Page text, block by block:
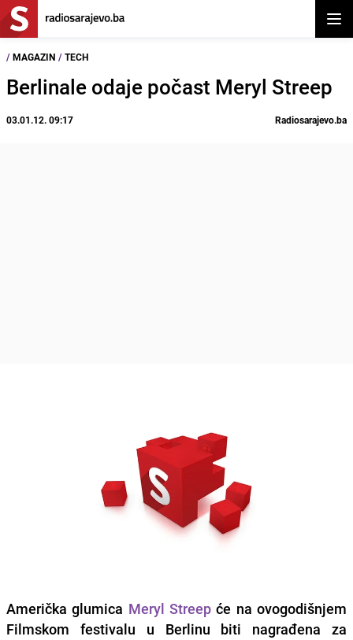
/ MAGAZIN / TECH
Berlinale odaje počast Meryl Streep
03.01.12. 09:17 Radiosarajevo.ba
Američka glumica Meryl Streep će na ovogodišnjem
Filmskom festivalu u Berlinu biti nagrađena za